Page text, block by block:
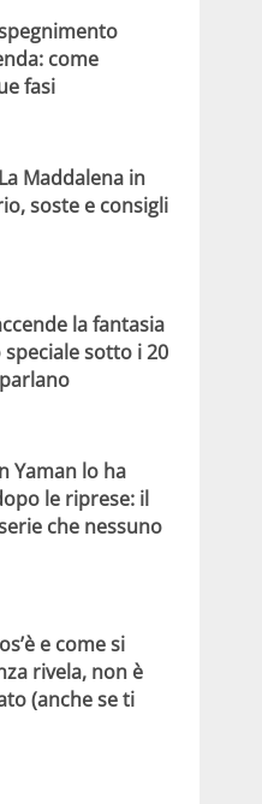
come
fasi
Maddalena in
soste e consigli
la fantasia
sotto i 20
Yaman lo ha
le riprese: il
che nessuno
e come si
rivela, non è
(anche se ti